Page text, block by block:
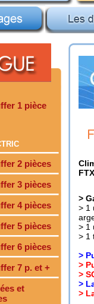
1 pièce
2 pièces
3 pièces
4 pièces
5 pièces
6 pièces
7 p. et +
et
>
> 1
> 1
> 1
>
>
>
>
>